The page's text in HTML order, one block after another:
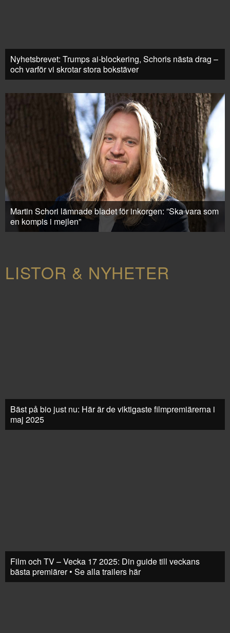
Nyhetsbrevet: Trumps ai-blockering, Schoris nästa drag –
och varför vi skrotar stora bokstäver
Martin Schori lämnade bladet för inkorgen: ”Ska vara som
en kompis i mejlen”
LISTOR & NYHETER
Bäst på bio just nu: Här är de viktigaste filmpremiärerna i
maj 2025
Film och TV – Vecka 17 2025: Din guide till veckans
bästa premiärer • Se alla trailers här